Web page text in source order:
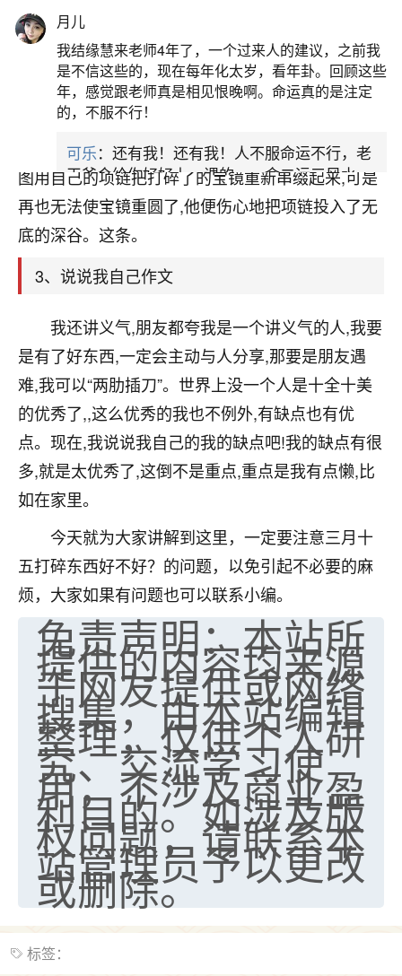
2、九寨沟旅游攻略宝典
他把一面宝镜作为爱情的信物送给沃洛色嫫,沃
洛色嫫接过宝镜欣喜不已,爱不释手,可一不慎却失手
将宝镜打碎,碎成一百零八个海子,镶嵌在山谷幽林之
中,便有了这童话仙境般的九寨风光。据说,达戈曾似
图用自己的项链把打碎了的宝镜重新串缀起来,可是
再也无法使宝镜重圆了,他便伤心地把项链投入了无
底的深谷。这条。
3、说说我自己作文
我还讲义气,朋友都夸我是一个讲义气的人,我要
是有了好东西,一定会主动与人分享,那要是朋友遇
难,我可以“两肋插刀”。世界上没一个人是十全十美
的优秀了,,这么优秀的我也不例外,有缺点也有优
点。现在,我说说我自己的我的缺点吧!我的缺点有很
多,就是太优秀了,这倒不是重点,重点是我有点懒,比
如在家里。
今天就为大家讲解到这里，一定要注意三月十
五打碎东西好不好？的问题，以免引起不必要的麻
烦，大家如果有问题也可以联系小编。
免责声明：本站所
提供的内容均来源
于网友提供或网络
搜集，由本站编辑
整理，仅供个人研
究、交流学习使
用，不涉及商业盈
利目的。如涉及版
权问题，请联系本
站管理员予以更改
或删除。
标签：
月儿
我结缘慧来老师4年了，一个过来人的建议，之前我
是不信这些的，现在每年化太岁，看年卦。回顾这些
年，感觉跟老师真是相见恨晚啊。命运真的是注定
的，不服不行！
可乐：还有我！还有我！人不服命运不行，老
天爷会给你好好上一课的。一命二运三风水，
哪样不服都不行！
平安是福：我也是每年找老师化太岁，看年
卦，认识老师3年了，都是缘分啊！
17分钟前 来自湖北
心若莲花
我是做餐饮的，这两年，生意屡屡受挫，店开一家关
一家，要么生意不好，生意好的就出事。前些年攒的
家底快败光了，真是倒霉！我也想找人看看到底怎么
回事？
鹿森：你可以找老师看看，人有时不服命不行
啊！
太阳当空赵
是我从找店开始都是找慧来老师跟进的，选
址、风水、还有开业日子，哪哪都看了，虽然
大环境不好，但是我家生意还可以，前几天又
刚找老师做了补财库，希望财运更好一点！
2小时前 来自海南 18
梦醒时分
我女儿高二叛逆，大半年不上学，一说她就要死要活
的，把我们两口子愁的不行，朋友给我推荐的慧来老
师，一开始我是病急乱投医，这半年来，法事一个个
做完，我女儿跟变了个人一样，不期望她能考多好的
大学，只要能安安稳稳的把书读了，身体心理都健健
康康的我就很知足了！
鹿森：可怜天下父母心啊！
3小时前 来自河北 16
付深
我是公司人事调整，有升迁机会，但同时竞争的我们
三个，找老师的时候是抱着侥幸心理，没想到老师看